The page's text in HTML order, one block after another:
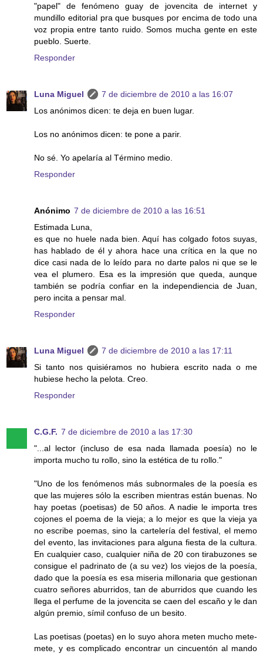
"papel" de fenómeno guay de jovencita de internet y
mundillo editorial pra que busques por encima de todo una
voz propia entre tanto ruido. Somos mucha gente en este
pueblo. Suerte.
Responder
Luna Miguel
7 de diciembre de 2010 a las 16:07
Los anónimos dicen: te deja en buen lugar.
Los no anónimos dicen: te pone a parir.
No sé. Yo apelaría al Término medio.
Responder
Anónimo 7 de diciembre de 2010 a las 16:51
Estimada Luna,
es que no huele nada bien. Aquí has colgado fotos suyas,
has hablado de él y ahora hace una crítica en la que no
dice casi nada de lo leído para no darte palos ni que se le
vea el plumero. Esa es la impresión que queda, aunque
también se podría confiar en la independiencia de Juan,
pero incita a pensar mal.
Responder
Luna Miguel
7 de diciembre de 2010 a las 17:11
Si tanto nos quisiéramos no hubiera escrito nada o me
hubiese hecho la pelota. Creo.
Responder
C.G.F. 7 de diciembre de 2010 a las 17:30
"...al lector (incluso de esa nada llamada poesía) no le
importa mucho tu rollo, sino la estética de tu rollo."
"Uno de los fenómenos más subnormales de la poesía es
que las mujeres sólo la escriben mientras están buenas. No
hay poetas (poetisas) de 50 años. A nadie le importa tres
cojones el poema de la vieja; a lo mejor es que la vieja ya
no escribe poemas, sino la cartelería del festival, el memo
del evento, las invitaciones para alguna fiesta de la cultura.
En cualquier caso, cualquier niña de 20 con tirabuzones se
consigue el padrinato de (a su vez) los viejos de la poesía,
dado que la poesía es esa miseria millonaria que gestionan
cuatro señores aburridos, tan de aburridos que cuando les
llega el perfume de la jovencita se caen del escaño y le dan
algún premio, símil confuso de un besito.
Las poetisas (poetas) en lo suyo ahora meten mucho mete-
mete, y es complicado encontrar un cincuentón al mando